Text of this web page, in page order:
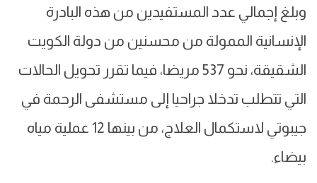
وبلغ إجمالي عدد المستفيدين من هذه البادرة
الإنسانية الممولة من محسنين من دولة الكويت
الشقيقة، نحو 537 مريضا، فيما تقرر تحويل الحالات
التي تتطلب تدخلا جراحيا إلى مستشفى الرحمة في
جيبوتي لاستكمال العلاج، من بينها 12 عملية مياه
بيضاء.